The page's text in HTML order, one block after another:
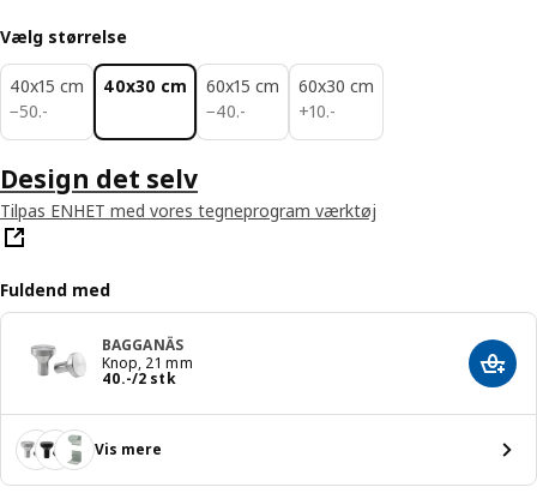
Vælg størrelse
40x15 cm
−50.-
50.-
40x30 cm
60x15 cm
−40.-
40.-
60x30 cm
+10.-
10.-
Design det selv
Tilpas ENHET med vores tegneprogram værktøj
Fuldend med
BAGGANÄS
Knop, 21 mm
40.-/2 stk
Pris 40.-/2 stk Læg i
Vis mere